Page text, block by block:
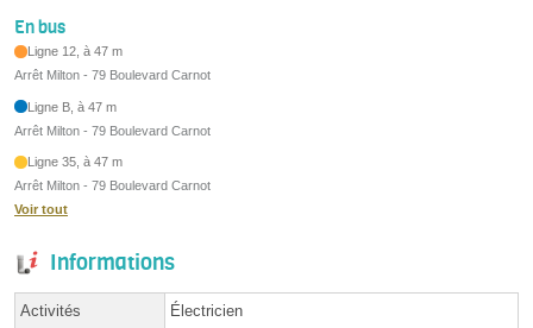
En bus
Ligne 12, à 47 m
Arrêt Milton - 79 Boulevard Carnot
Ligne B, à 47 m
Arrêt Milton - 79 Boulevard Carnot
Ligne 35, à 47 m
Arrêt Milton - 79 Boulevard Carnot
Voir tout
Informations
Activités Électricien